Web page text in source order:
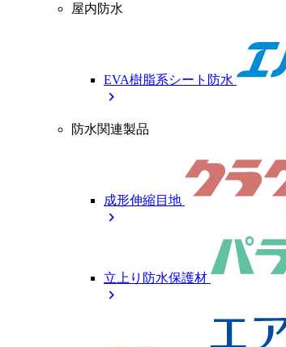
屋内防水
EVA樹脂系シート防水
chevron_right
防水関連製品
成形伸縮目地
chevron_right
立上り防水保護材
chevron_right